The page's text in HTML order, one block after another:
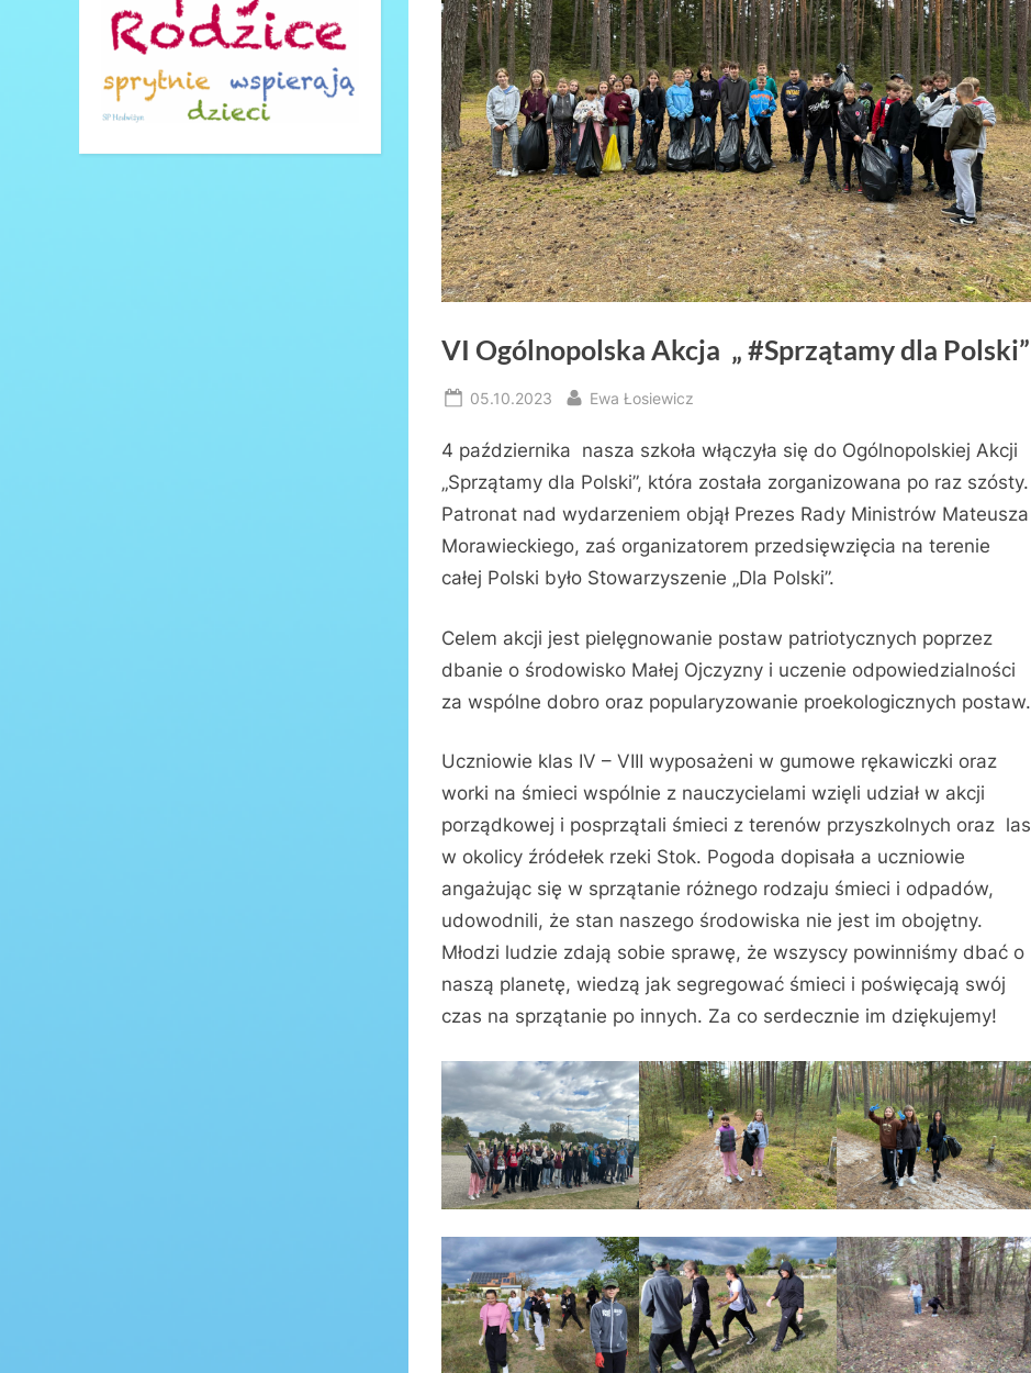
VI Ogólnopolska Akcja „ #Sprzątamy dla Polski”
Posted
05.10.2023 By
Ewa Łosiewicz
4 października nasza szkoła włączyła się do Ogólnopolskiej Akcji
„Sprzątamy dla Polski”, która została zorganizowana po raz szósty.
Patronat nad wydarzeniem objął Prezes Rady Ministrów Mateusza
Morawieckiego, zaś organizatorem przedsięwzięcia na terenie
całej Polski było Stowarzyszenie „Dla Polski”.
Celem akcji jest pielęgnowanie postaw patriotycznych poprzez
dbanie o środowisko Małej Ojczyzny i uczenie odpowiedzialności
za wspólne dobro oraz popularyzowanie proekologicznych postaw.
Uczniowie klas IV – VIII wyposażeni w gumowe rękawiczki oraz
worki na śmieci wspólnie z nauczycielami wzięli udział w akcji
porządkowej i posprzątali śmieci z terenów przyszkolnych oraz las
w okolicy źródełek rzeki Stok. Pogoda dopisała a uczniowie
angażując się w sprzątanie różnego rodzaju śmieci i odpadów,
udowodnili, że stan naszego środowiska nie jest im obojętny.
Młodzi ludzie zdają sobie sprawę, że wszyscy powinniśmy dbać o
naszą planetę, wiedzą jak segregować śmieci i poświęcają swój
czas na sprzątanie po innych. Za co serdecznie im dziękujemy!